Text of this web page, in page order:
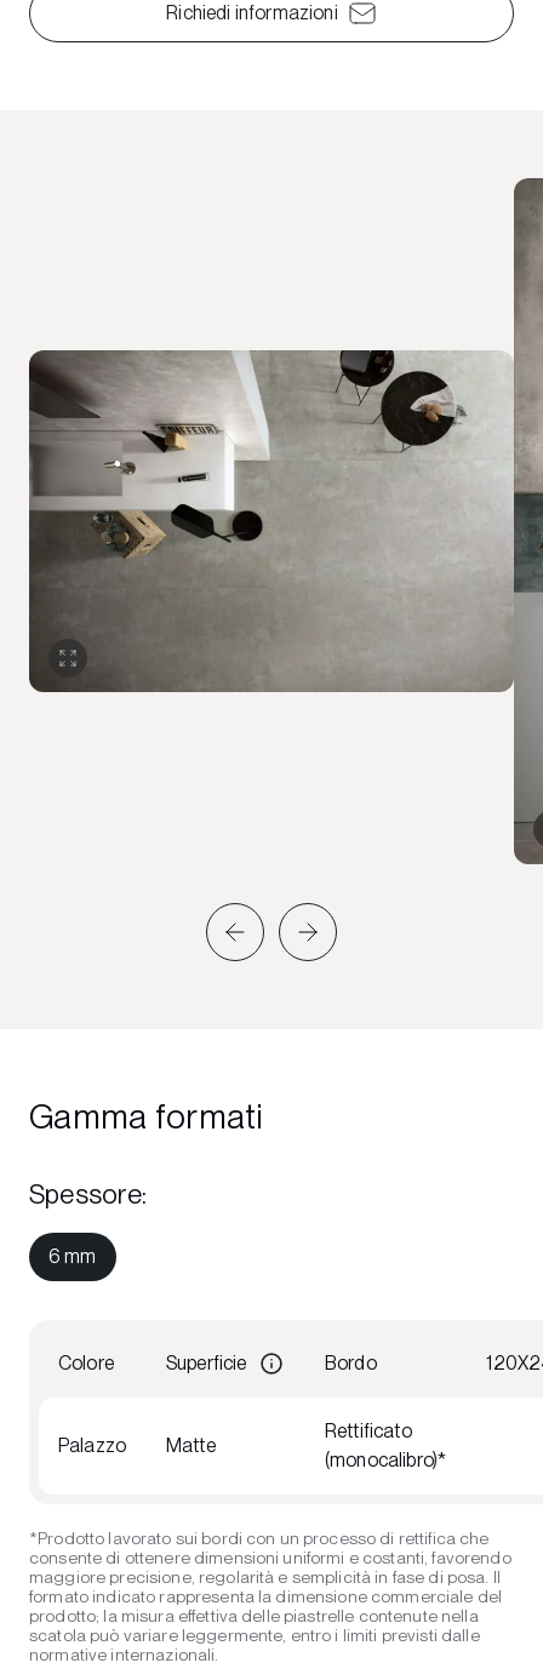
Richiedi informazioni
Gamma formati
Spessore:
6 mm
Colore Superficie Bordo
Palazzo Matte
Rettificato
(monocalibro)*
*Prodotto lavorato sui bordi con un processo di rettifica che
consente di ottenere dimensioni uniformi e costanti, favorendo
maggiore precisione, regolarità e semplicità in fase di posa. Il
formato indicato rappresenta la dimensione commerciale del
prodotto; la misura effettiva delle piastrelle contenute nella
scatola può variare leggermente, entro i limiti previsti dalle
normative internazionali.